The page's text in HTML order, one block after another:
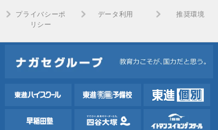
プライバシーポ
リシー
データ利用 推奨環境